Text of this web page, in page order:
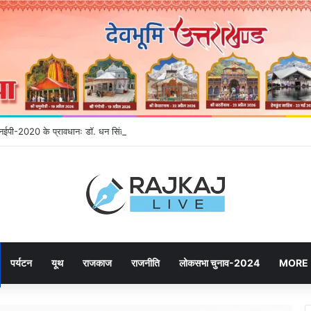
2020 के प्रावधानः डाॅ. धन सिंह रावत
पर्यटन यूथ राजकाज राजनीति लोकसभा चुनाव-2024 MORE